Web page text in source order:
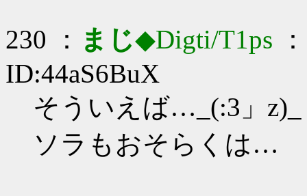
230 ： まじ◆Digti/T1ps
ID:44aS6BuX
そういえば…_(:3」z)_
ソラもおそらくは…